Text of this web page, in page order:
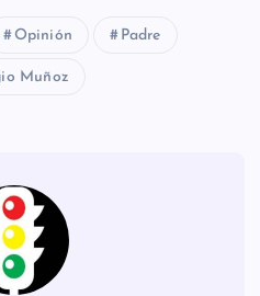
Opinión Padre
Muñoz